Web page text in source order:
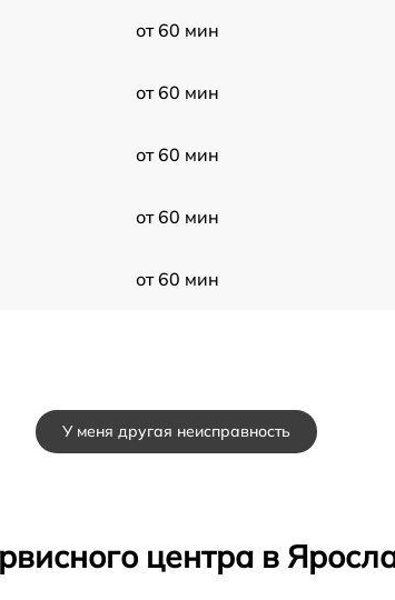
от 60 мин
от 60 мин
от 60 мин
от 60 мин
от 60 мин
У меня другая неисправность
центра в